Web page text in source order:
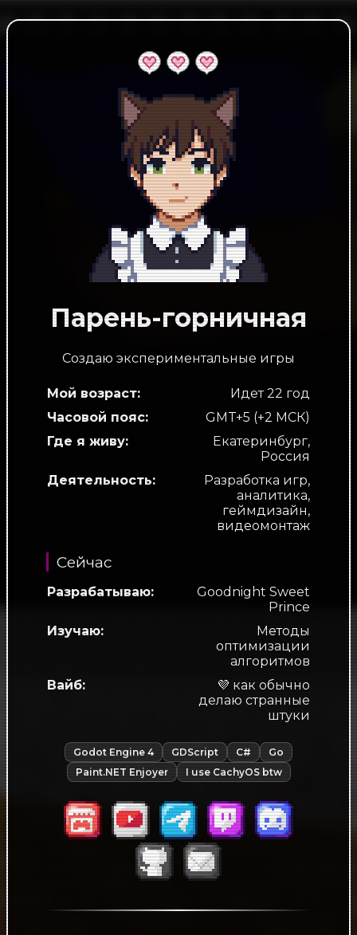
Парень-горничная
Создаю экспериментальные игры
Мой возраст: Идет22 год
Часовой пояс:
GMT+5 (+2 МСК)
Где я живу:
Екатеринбург,
Россия
Деятельность:
Разработка игр,
аналитика,
геймдизайн,
видеомонтаж
Сейчас
Разрабатываю:
Goodnight Sweet
Prince
Изучаю:
Методы
оптимизации
алгоритмов
Вайб:
💜 как обычно
делаю странные
штуки
Godot Engine 4 GDScript С#
Go
Paint.NET Enjoyer
I use CachyOS btw